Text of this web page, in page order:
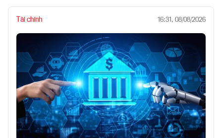
Tài chính 16:31, 08/08/2026